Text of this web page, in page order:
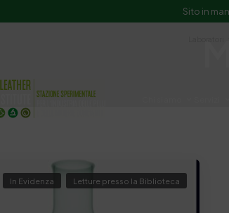
Sito in
In Evidenza Letture presso la Biblioteca